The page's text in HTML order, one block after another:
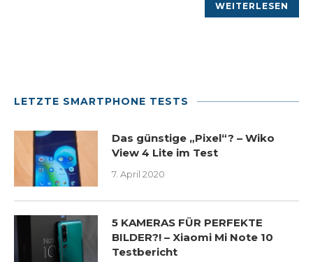
WEITERLESEN
LETZTE SMARTPHONE TESTS
Das günstige „Pixel“? – Wiko
View 4 Lite im Test
7. April 2020
5 KAMERAS FÜR PERFEKTE
BILDER?! – Xiaomi Mi Note 10
Testbericht